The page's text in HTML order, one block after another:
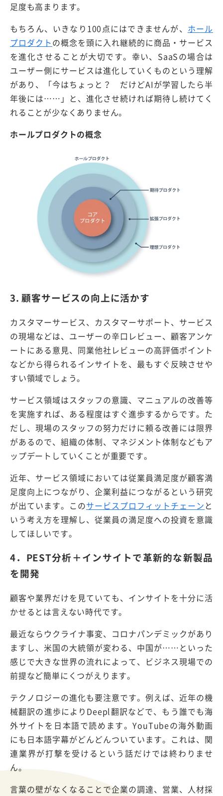
足度も高まります。
もちろん、いきなり100点にはできませんが、 ホール
プロダクトの概念を頭に入れ継続的に商品・サービス
を進化させることが大切です。幸い、SaaSの場合は
ユーザー側にサービスは進化していくものという理解
があり、「今はちょっと？ だけどAIが学習したら半
年後には……」と、進化させ続ければ期待し続けてく
れることが少なくありません。
ホールプロダクトの概念
3. 顧客サービスの向上に活かす
カスタマーサービス、カスタマーサポート、サービス
の現場などは、ユーザーの辛口レビュー、顧客アンケ
ートにある意見、同業他社レビューの高評価ポイント
などから得られるインサイトを、最もすぐ反映させや
すい領域でしょう。
サービス領域はスタッフの意識、マニュアルの改善等
を実施すれば、ある程度はすぐ進歩するからです。た
だし、現場のスタッフの努力だけに頼る改善には限界
があるので、組織の体制、マネジメント体制などもア
ップデートしていくことが重要です。
近年、サービス領域においては従業員満足度が顧客満
足度向上につながり、企業利益につながるという研究
が出ています。このサービスプロフィットチェーン と
いう考え方を理解し、従業員の満足度への投資を意識
してほしいです。
4．PEST分析＋インサイトで革新的な新製品
を開発
顧客や業界だけを見ていても、インサイトを十分に活
かせるとは言えない時代です。
最近ならウクライナ事変、コロナパンデミックがあり
ますし、米国の大統領が変わる、中国が……といった
感じで大きな世界の流れによって、ビジネス現場での
前提など簡単にくつがえります。
テクノロジーの進化も要注意です。例えば、近年の機
械翻訳の進歩によりDeepl翻訳などで、もう誰でも海
外サイトを日本語で読めます。YouTubeの海外動画
にも日本語字幕がどんどんついています。これは、関
連業界が打撃を受けるという話だけでは終わりませ
ん。
言葉の壁がなくなることで企業の調達、営業、人材採